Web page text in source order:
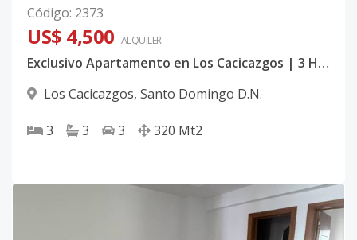
Código: 2373
US$ 4,500 ALQUILER
Exclusivo Apartamento en Los Cacicazgos | 3 Hab + Family Room
Los Cacicazgos, Santo Domingo D.N.
3 3 3 320 Mt2